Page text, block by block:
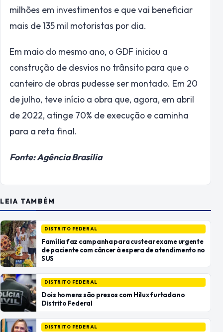
milhões em investimentos e que vai beneficiar
mais de 135 mil motoristas por dia.
Em maio do mesmo ano, o GDF iniciou a
construção de desvios no trânsito para que o
canteiro de obras pudesse ser montado. Em 20
de julho, teve início a obra que, agora, em abril
de 2022, atinge 70% de execução e caminha
para a reta final.
Fonte: Agência Brasília
LEIA TAMBÉM
DISTRITO FEDERAL
Família faz campanha para custear exame urgente
de paciente com câncer à espera de atendimento no
SUS
DISTRITO FEDERAL
Dois homens são presos com Hilux furtada no
Distrito Federal
DISTRITO FEDERAL